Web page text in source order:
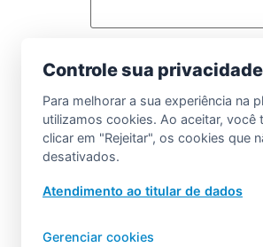
Salvar meus dados
LDM Informática
Controle sua privacidade
Para melhorar a sua experiência na
utilizamos cookies. Ao aceitar,
clicar em "Rejeitar", os cookies que
desativados.
Atendimento ao titular de dados
Gerenciar cookies